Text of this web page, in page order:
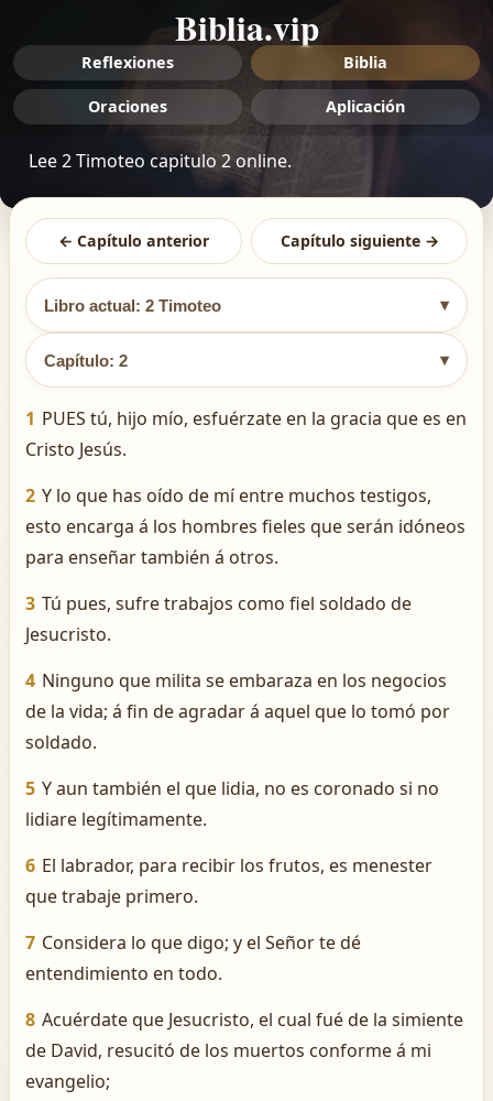
Biblia.vip
Reflexiones Biblia
Oraciones Aplicación
Lee 2 Timoteo capitulo 2 online.
← Capítulo anterior Capítulo siguiente →
Libro actual: 2 Timoteo ▾
Capítulo: 2 ▾
1 PUES tú, hijo mío, esfuérzate en la gracia que es en
Cristo Jesús.
2 Y lo que has oído de mí entre muchos testigos,
esto encarga á los hombres fieles que serán idóneos
para enseñar también á otros.
3 Tú pues, sufre trabajos como fiel soldado de
Jesucristo.
4 Ninguno que milita se embaraza en los negocios
de la vida; á fin de agradar á aquel que lo tomó por
soldado.
5 Y aun también el que lidia, no es coronado si no
lidiare legítimamente.
6 El labrador, para recibir los frutos, es menester
que trabaje primero.
7 Considera lo que digo; y el Señor te dé
entendimiento en todo.
8 Acuérdate que Jesucristo, el cual fué de la simiente
de David, resucitó de los muertos conforme á mi
evangelio;